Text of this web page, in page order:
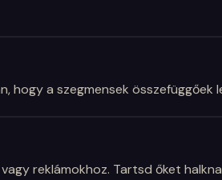
a szegmensek összefüggőek
reklámokhoz. Tartsd őket